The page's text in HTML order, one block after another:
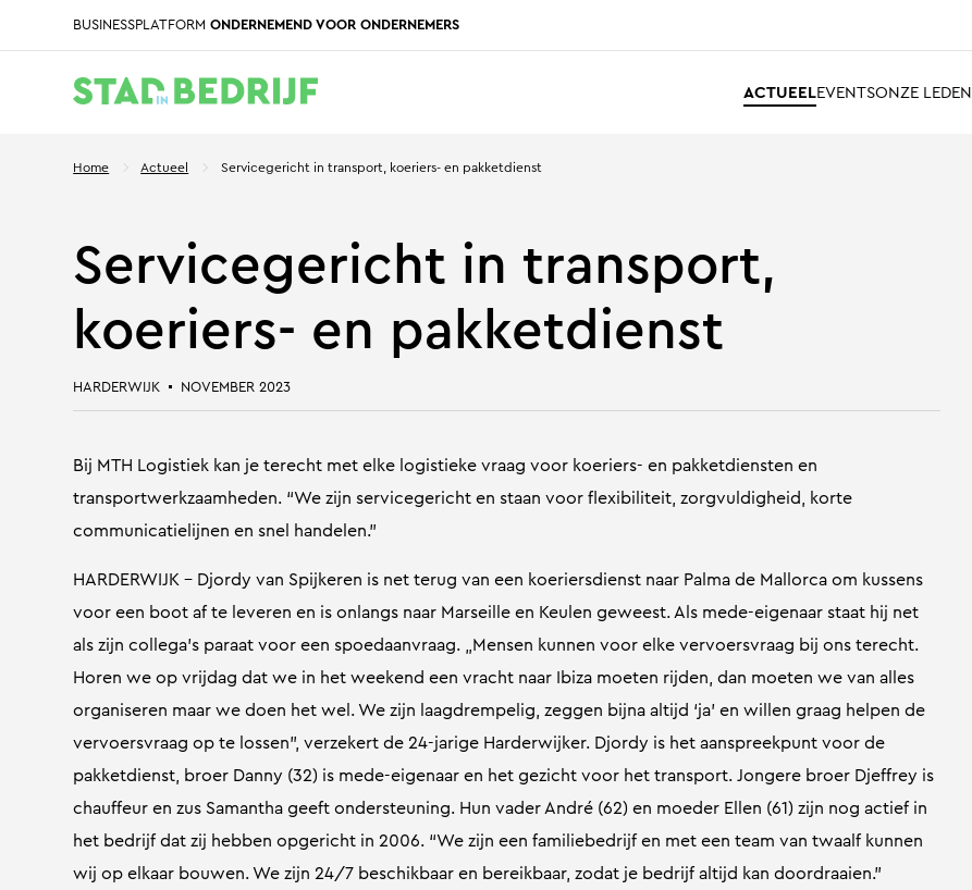
BUSINESSPLATFORMONDERNEMEND VOOR ONDERNEMERS
ACTUEELEVENTSONZE LEDEN
Home Actueel Servicegericht in transport, koeriers- en pakketdienst
Servicegericht in transport,
koeriers- en pakketdienst
HARDERWIJK NOVEMBER 2023
Bij MTH Logistiek kan je terecht met elke logistieke vraag voor koeriers- en pakketdiensten en
transportwerkzaamheden. “We zijn servicegericht en staan voor flexibiliteit, zorgvuldigheid, korte
communicatielijnen en snel handelen.”
HARDERWIJK – Djordy van Spijkeren is net terug van een koeriersdienst naar Palma de Mallorca om kussens
voor een boot af te leveren en is onlangs naar Marseille en Keulen geweest. Als mede-eigenaar staat hij net
als zijn collega’s paraat voor een spoedaanvraag. „Mensen kunnen voor elke vervoersvraag bij ons terecht.
Horen we op vrijdag dat we in het weekend een vracht naar Ibiza moeten rijden, dan moeten we van alles
organiseren maar we doen het wel. We zijn laagdrempelig, zeggen bijna altijd ‘ja’ en willen graag helpen de
vervoersvraag op te lossen”, verzekert de 24-jarige Harderwijker. Djordy is het aanspreekpunt voor de
pakketdienst, broer Danny (32) is mede-eigenaar en het gezicht voor het transport. Jongere broer Djeffrey is
chauffeur en zus Samantha geeft ondersteuning. Hun vader André (62) en moeder Ellen (61) zijn nog actief in
het bedrijf dat zij hebben opgericht in 2006. “We zijn een familiebedrijf en met een team van twaalf kunnen
wij op elkaar bouwen. We zijn 24/7 beschikbaar en bereikbaar, zodat je bedrijf altijd kan doordraaien.”